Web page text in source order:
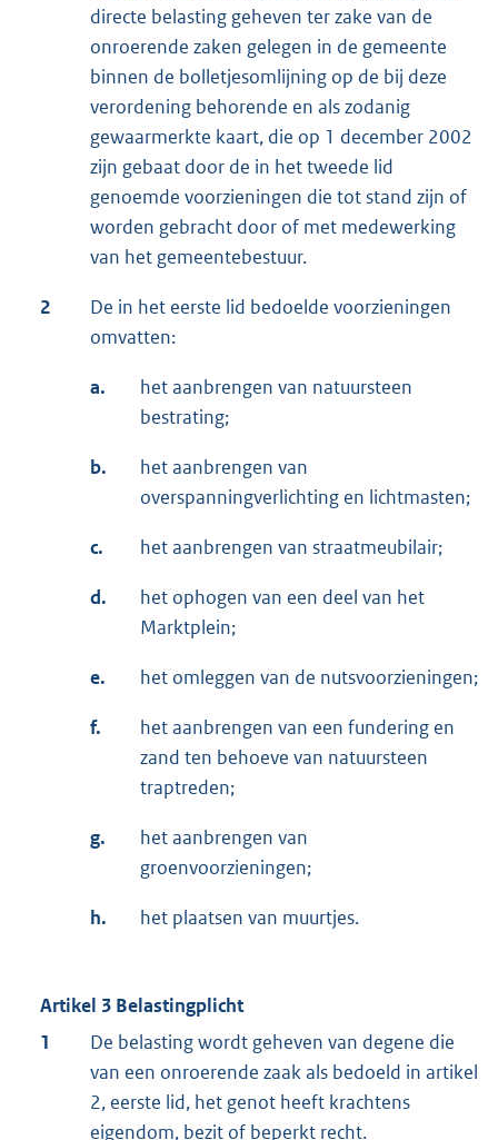
directe belasting geheven ter zake van de
onroerende zaken gelegen in de gemeente
binnen de bolletjesomlijning op de bij deze
verordening behorende en als zodanig
gewaarmerkte kaart, die op 1 december 2002
zijn gebaat door de in het tweede lid
genoemde voorzieningen die tot stand zijn of
worden gebracht door of met medewerking
van het gemeentebestuur.
2
De in het eerste lid bedoelde voorzieningen
omvatten:
a.
het aanbrengen van natuursteen
bestrating;
b.
het aanbrengen van
overspanningverlichting en lichtmasten;
c. het aanbrengen van straatmeubilair;
d.
het ophogen van een deel van het
Marktplein;
e. het omleggen van de nutsvoorzieningen;
f.
het aanbrengen van een fundering en
zand ten behoeve van natuursteen
traptreden;
g.
het aanbrengen van
groenvoorzieningen;
h. het plaatsen van muurtjes.
Artikel 3 Belastingplicht
1
De belasting wordt geheven van degene die
van een onroerende zaak als bedoeld in artikel
2, eerste lid, het genot heeft krachtens
eigendom, bezit of beperkt recht.